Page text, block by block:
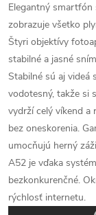
Elegantný smartfón
zobrazuje všetko
Štyri objektívy
stabilné a jasné
Stabilné sú aj videá
vodotesný, takže si
vydrží celý víkend a
bez oneskorenia.
umocňujú herný
A52 je vďaka
bezkonkurenčné.
rýchlosť internetu.